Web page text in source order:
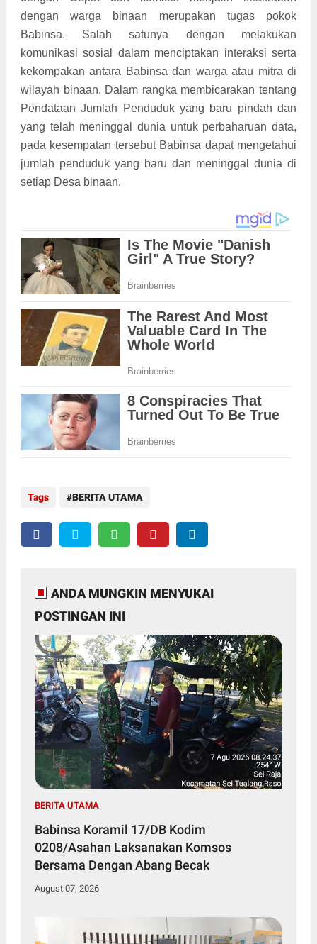
dengan warga binaan merupakan tugas pokok
Babinsa. Salah satunya dengan melakukan
komunikasi sosial dalam menciptakan interaksi serta
kekompakan antara Babinsa dan warga atau mitra di
wilayah binaan. Dalam rangka membicarakan tentang
Pendataan Jumlah Penduduk yang baru pindah dan
yang telah meninggal dunia untuk perbaharuan data,
pada kesempatan tersebut Babinsa dapat mengetahui
jumlah penduduk yang baru dan meninggal dunia di
setiap Desa binaan.
Tags BERITA UTAMA
ANDA MUNGKIN MENYUKAI
POSTINGAN INI
BERITA UTAMA
Babinsa Koramil 17/DB Kodim
0208/Asahan Laksanakan Komsos
Bersama Dengan Abang Becak
August 07, 2026